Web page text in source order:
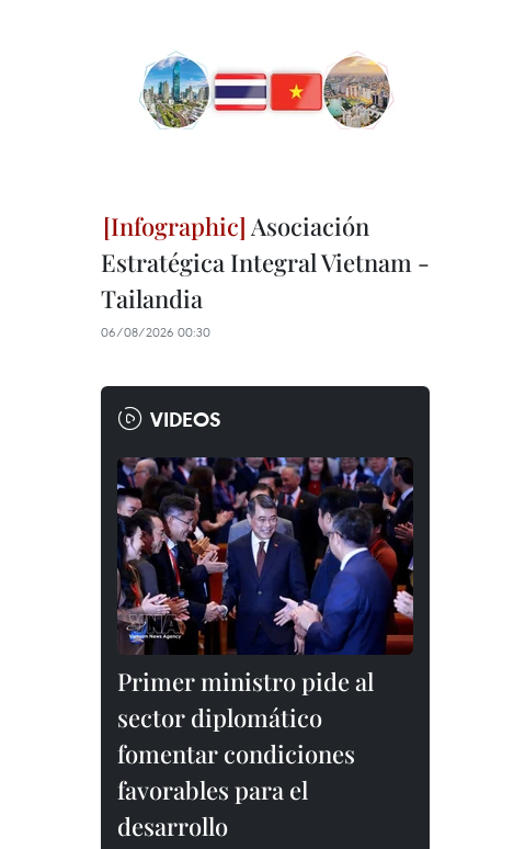
Asociación
Estratégica Integral Vietnam -
Tailandia
06/08/2026 00:30
VIDEOS
Primer ministro pide al
sector diplomático
fomentar condiciones
favorables para el
desarrollo